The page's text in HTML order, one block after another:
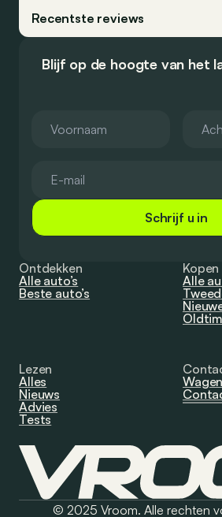
Recentste reviews
Blijf op de hoogte van het
Schrijf u in
Ontdekken
Alle auto’s
Beste auto’s
Kopen
Alle
Lezen
Alles
Nieuws
Advies
Tests
© 2025 Vroom. Alle rechten